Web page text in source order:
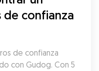
de confianza
de confianza
con Gudog. Con 5